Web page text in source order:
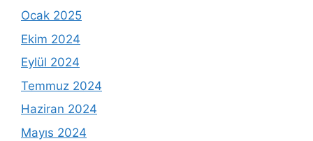
Ocak 2025
Ekim 2024
Eylül 2024
Temmuz 2024
Haziran 2024
Mayıs 2024